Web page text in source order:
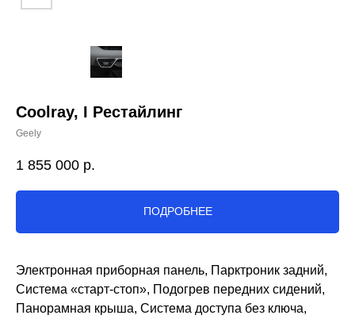
Coolray, I Рестайлинг
Geely
1 855 000 р.
ПОДРОБНЕЕ
Электронная приборная панель, Парктроник задний,
Система «старт-стоп», Подогрев передних сидений,
Панорамная крыша, Система доступа без ключа,